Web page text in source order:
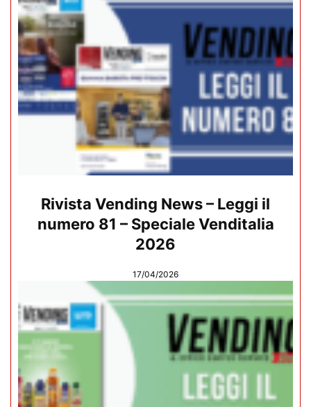
Rivista Vending News – Leggi il
numero 81 – Speciale Venditalia
2026
17/04/2026